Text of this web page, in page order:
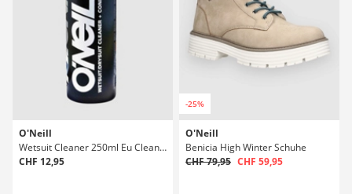
O'Neill
Wetsuit Cleaner 250ml Eu Cleaner
CHF 12,95
-25%
O'Neill
Benicia High Winter Schuhe
CHF 79,95 CHF 59,95